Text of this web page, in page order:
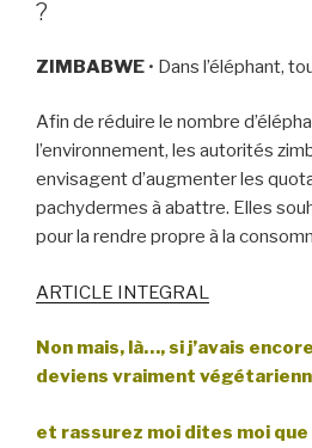
?
ZIMBABWE • Dans l’éléphant,
Afin de réduire le nombre
l’environnement, les autorités
envisagent d’augmenter les
pachydermes à abattre. Elles
pour la rendre propre à la
ARTICLE INTEGRAL
Non mais, là…, si j’avais
deviens vraiment
et rassurez moi dites moi